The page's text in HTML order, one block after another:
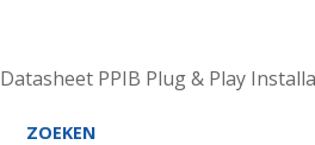
Datasheet PPIB Plug & Play
ZOEKEN